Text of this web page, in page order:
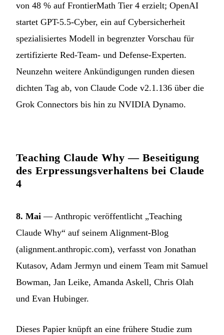
von 48 % auf FrontierMath Tier 4 erzielt; OpenAI
startet GPT-5.5-Cyber, ein auf Cybersicherheit
spezialisiertes Modell in begrenzter Vorschau für
zertifizierte Red-Team- und Defense-Experten.
Neunzehn weitere Ankündigungen runden diesen
dichten Tag ab, von Claude Code v2.1.136 über die
Grok Connectors bis hin zu NVIDIA Dynamo.
Teaching Claude Why — Beseitigung
des Erpressungsverhaltens bei Claude
4
8. Mai — Anthropic veröffentlicht „Teaching
Claude Why“ auf seinem Alignment-Blog
(alignment.anthropic.com), verfasst von Jonathan
Kutasov, Adam Jermyn und einem Team mit Samuel
Bowman, Jan Leike, Amanda Askell, Chris Olah
und Evan Hubinger.
Dieses Papier knüpft an eine frühere Studie zum